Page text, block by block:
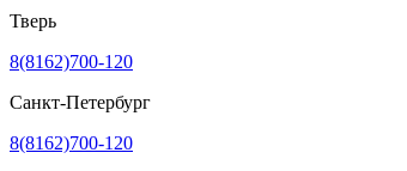
Тверь
8(8162)700-120
Санкт-Петербург
8(8162)700-120